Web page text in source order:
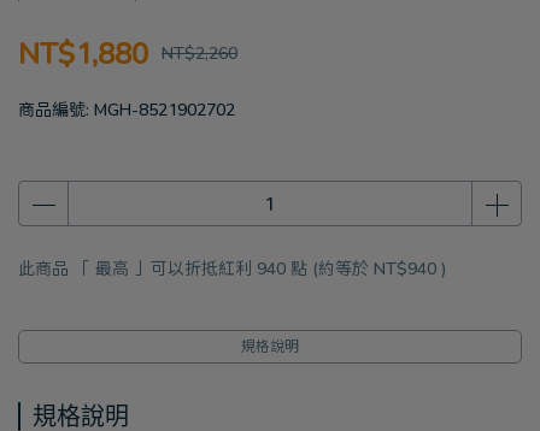
NT$1,880 NT$2,260
商品編號: MGH-8521902702
此商品 「 最高 」可以折抵紅利 940 點 (約等於 NT$940 )
規格說明
規格說明